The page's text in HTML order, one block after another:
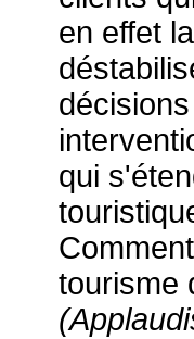
en effet
qui
tourisme